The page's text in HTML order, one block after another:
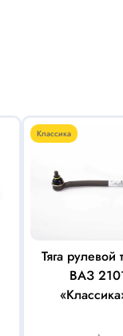
Классика
Тяга
ВАЗ